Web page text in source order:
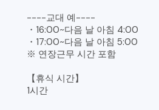
----교대 예----
・16:00~다음 날 아침 4:00
・17:00~다음 날 아침 5:00
※ 연장근무 시간 포함
【휴식 시간】
1시간